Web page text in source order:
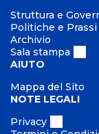
Struttura e
Politiche e Prassi
Archivio
Sala stampa
AIUTO
Mappa del Sito
NOTE LEGALI
Privacy